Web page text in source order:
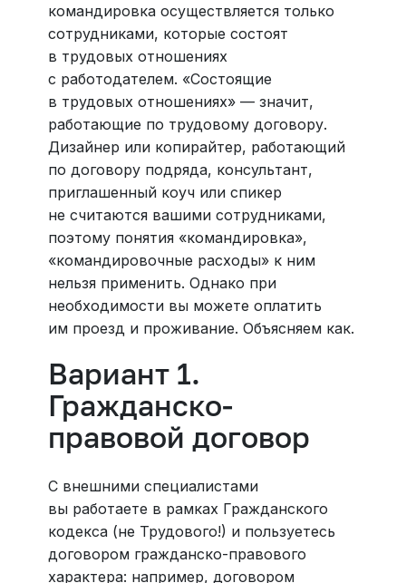
командировка осуществляется только
сотрудниками, которые состоят
в трудовых отношениях
с работодателем. «Состоящие
в трудовых отношениях» — значит,
работающие по трудовому договору.
Дизайнер или копирайтер, работающий
по договору подряда, консультант,
приглашенный коуч или спикер
не считаются вашими сотрудниками,
поэтому понятия «командировка»,
«командировочные расходы» к ним
нельзя применить. Однако при
необходимости вы можете оплатить
им проезд и проживание. Объясняем как.
Вариант 1.
Гражданско-
правовой договор
С внешними специалистами
вы работаете в рамках Гражданского
кодекса (не Трудового!) и пользуетесь
договором гражданско-правового
характера: например, договором